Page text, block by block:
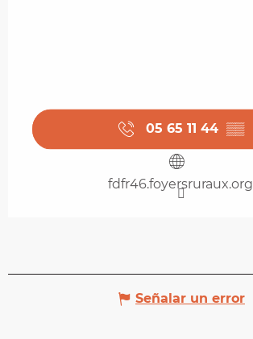
05 65 11 44 ▒▒
fdfr46.foyersruraux.org
Señalar un error